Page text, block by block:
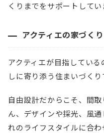
くりまでをサポートしてい
アクティエの家づくり
アクティエが目指してい
しに寄り添う住まいづくり
自由設計だからこそ、間
ん、デザインや採光、風
れのライフスタイルに合